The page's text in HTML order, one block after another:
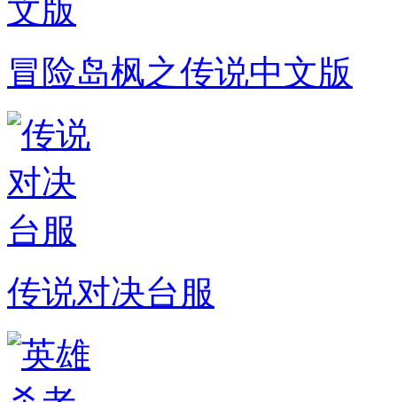
冒险岛枫之传说中文版
传说对决台服